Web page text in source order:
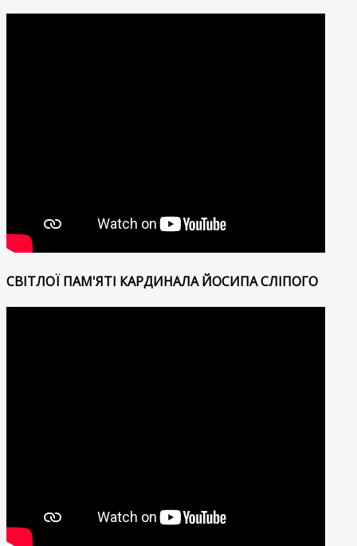
СВІТЛОЇ ПАМ'ЯТІ КАРДИНАЛА ЙОСИПА СЛІПОГО